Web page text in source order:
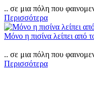
.. σε μια πόλη που
Περισσότερα
Μόνο η πισίνα λείπει από
.. σε μια πόλη που
Περισσότερα